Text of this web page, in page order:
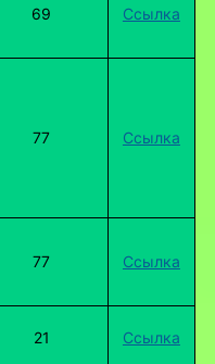
69 Ссылка
77 Ссылка
77 Ссылка
21 Ссылка